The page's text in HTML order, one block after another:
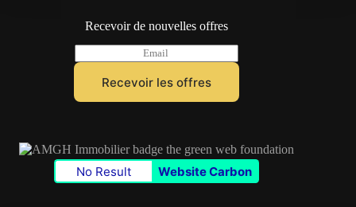
Recevoir de nouvelles offres
m
l
Recevoir les offres
No Result Website Carbon